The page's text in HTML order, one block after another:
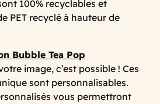
100% recyclables et
PET recyclé à hauteur de
Bubble Tea Pop
image, c’est possible ! Ces
sont personnalisables.
vous permettront